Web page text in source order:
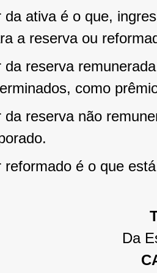
da ativa é o que,
a reserva ou
da reserva
como
da reserva não
reformado é o que
Da